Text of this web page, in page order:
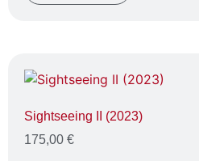
Sightseeing II (2023)
175,00 €